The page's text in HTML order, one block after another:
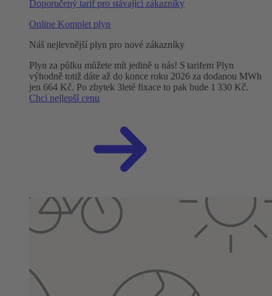
Doporučený tarif pro stávající zákazníky
Online Komplet plyn
Náš nejlevnější plyn pro nové zákazníky
Plyn za půlku můžete mít jedině u nás! S tarifem Plyn
výhodně totiž dáte až do konce roku 2026 za dodanou MWh
jen 664 Kč. Po zbytek 3leté fixace to pak bude 1 330 Kč.
Chci nejlepší cenu